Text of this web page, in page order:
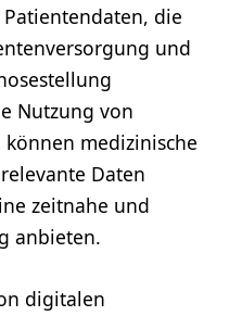
die
und
Nutzung von
medizinische
Daten
zeitnahe und
anbieten.
digitalen